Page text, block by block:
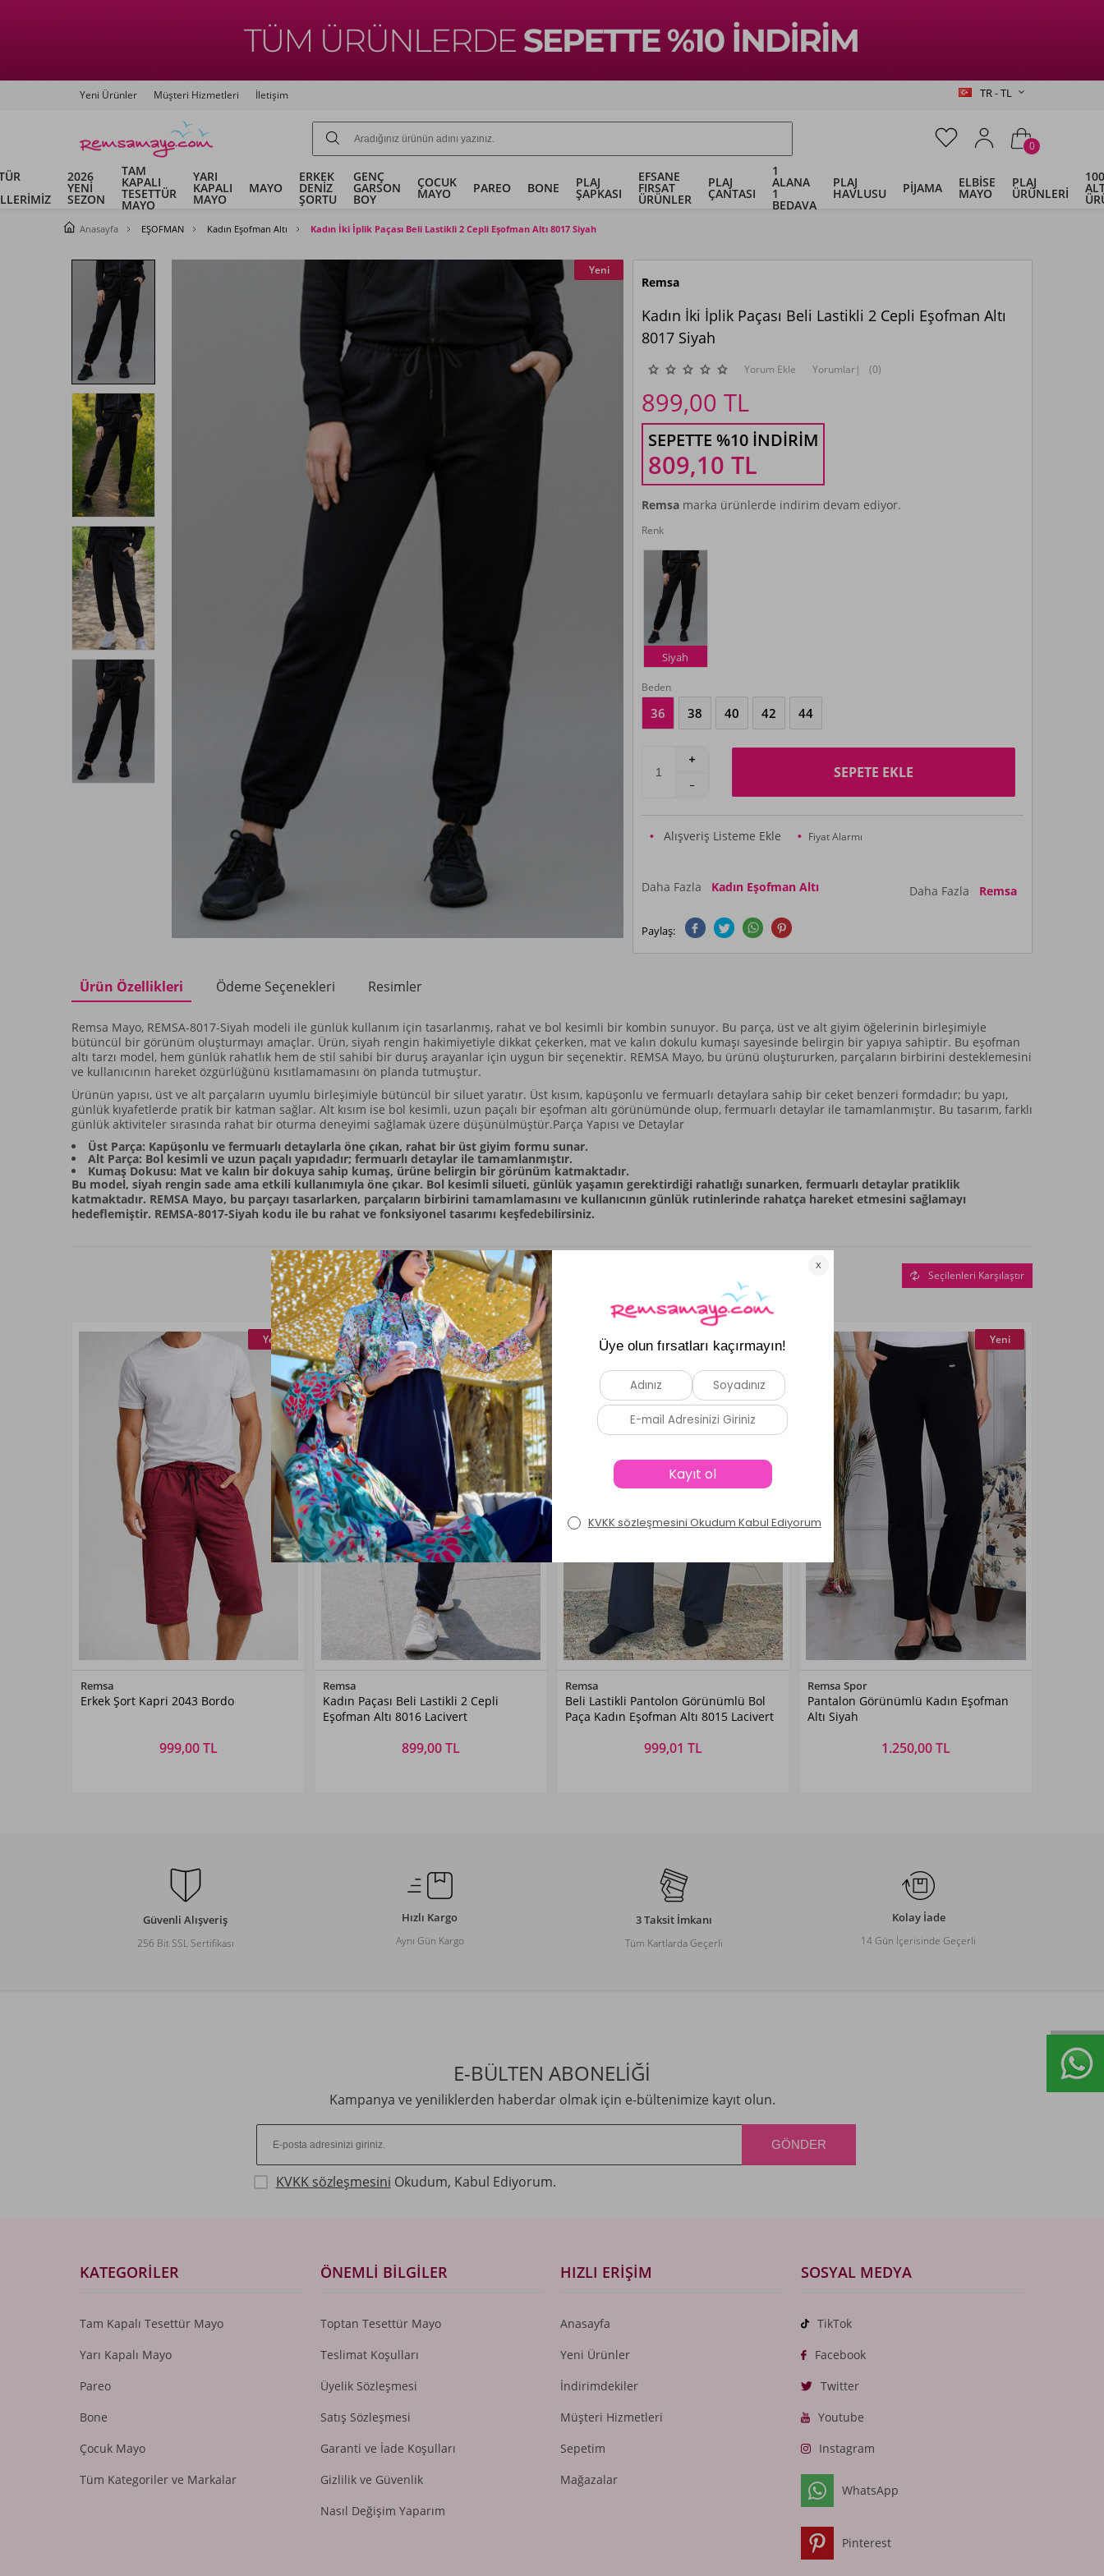
Yeni Ürünler Müşteri Hizmetleri İletişim TR - TL
0
2026
YENİ
SEZON
TAM
KAPALI
TESETTÜR
MAYO
YARI
KAPALI
MAYO
MAYO
ERKEK
DENİZ
ŞORTU
GENÇ
GARSON
BOY
ÇOCUK
MAYO PAREO BONE PLAJ
ŞAPKASI
EFSANE
FIRSAT
ÜRÜNLER
PLAJ
ÇANTASI
1
ALANA
1
BEDAVA
PLAJ
HAVLUSU PİJAMA ELBİSE
MAYO
PLAJ
ÜRÜNLERİ
Anasayfa EŞOFMAN Kadın Eşofman Altı Kadın İki İplik Paçası Beli Lastikli 2 Cepli Eşofman Altı 8017 Siyah
Yeni
Remsa
Kadın İki İplik Paçası Beli Lastikli 2 Cepli Eşofman Altı
8017 Siyah
Yorum Ekle Yorumlar| (0)
899,00 TL
SEPETTE %10 İNDIRIM
809,10 TL
Remsamarka ürünlerde indirim devam ediyor.
Renk
Siyah
Beden
36 38 40 42 44
SEPETE EKLE
Alışveriş Listeme Ekle Fiyat Alarmı
Daha Fazla Kadın Eşofman Altı Daha Fazla Remsa
Paylaş:
Ürün Özellikleri Ödeme Seçenekleri Resimler
Remsa Mayo, REMSA-8017-Siyah modeli ile günlük kullanım için tasarlanmış, rahat ve bol kesimli bir kombin sunuyor. Bu parça, üst ve alt giyim öğelerinin birleşimiyle
bütüncül bir görünüm oluşturmayı amaçlar. Ürün, siyah rengin hakimiyetiyle dikkat çekerken, mat ve kalın dokulu kumaşı sayesinde belirgin bir yapıya sahiptir. Bu eşofman
altı tarzı model, hem günlük rahatlık hem de stil sahibi bir duruş arayanlar için uygun bir seçenektir. REMSA Mayo, bu ürünü oluştururken, parçaların birbirini desteklemesini
ve kullanıcının hareket özgürlüğünü kısıtlamamasını ön planda tutmuştur.
Ürünün yapısı, üst ve alt parçaların uyumlu birleşimiyle bütüncül bir siluet yaratır. Üst kısım, kapüşonlu ve fermuarlı detaylara sahip bir ceket benzeri formdadır; bu yapı,
günlük kıyafetlerde pratik bir katman sağlar. Alt kısım ise bol kesimli, uzun paçalı bir eşofman altı görünümünde olup, fermuarlı detaylar ile tamamlanmıştır. Bu tasarım, farklı
günlük aktiviteler sırasında rahat bir oturma deneyimi sağlamak üzere düşünülmüştür.Parça Yapısı ve Detaylar
Üst Parça: Kapüşonlu ve fermuarlı detaylarla öne çıkan, rahat bir üst giyim formu sunar.
Alt Parça: Bol kesimli ve uzun paçalı yapıdadır; fermuarlı detaylar ile tamamlanmıştır.
Kumaş Dokusu: Mat ve kalın bir dokuya sahip kumaş, ürüne belirgin bir görünüm katmaktadır.
Bu model, siyah rengin sade ama etkili kullanımıyla öne çıkar. Bol kesimli silueti, günlük yaşamın gerektirdiği rahatlığı sunarken, fermuarlı detaylar pratiklik
katmaktadır. REMSA Mayo, bu parçayı tasarlarken, parçaların birbirini tamamlamasını ve kullanıcının günlük rutinlerinde rahatça hareket etmesini sağlamayı
hedeflemiştir. REMSA-8017-Siyah kodu ile bu rahat ve fonksiyonel tasarımı keşfedebilirsiniz.
Benzer Ürünler
Seçilenleri Karşılaştır
Bordo
Yeni
Remsa
Erkek Şort Kapri 2043 Bordo
999,00 TL
Lacivert
Yeni
Remsa
Kadın Paçası Beli Lastikli 2 Cepli
Eşofman Altı 8016 Lacivert
899,00 TL
Lacivert
Remsa
Beli Lastikli Pantolon Görünümlü Bol
Paça Kadın Eşofman Altı 8015 Lacivert
999,01 TL
Siyah
Yeni
Remsa Spor
Pantalon Görünümlü Kadın Eşofman
Altı Siyah
1.250,00 TL
Güvenli Alışveriş
256 Bit SSL Sertifikası
Hızlı Kargo
Aynı Gün Kargo
3 Taksit İmkanı
Tüm Kartlarda Geçerli
Kolay İade
14 Gün İçerisinde Geçerli
E-BÜLTEN ABONELİĞİ
Kampanya ve yeniliklerden haberdar olmak için e-bültenimize kayıt olun.
KVKK sözleşmesini Okudum, Kabul Ediyorum.
KATEGORILER
Tam Kapalı Tesettür Mayo
Yarı Kapalı Mayo
Pareo
Bone
Çocuk Mayo
Tüm Kategoriler ve Markalar
ÖNEMLI BILGILER
Toptan Tesettür Mayo
Teslimat Koşulları
Üyelik Sözleşmesi
Satış Sözleşmesi
Garanti ve İade Koşulları
Gizlilik ve Güvenlik
Nasıl Değişim Yaparım
HIZLI ERIŞIM
Anasayfa
Yeni Ürünler
İndirimdekiler
Müşteri Hizmetleri
Sepetim
Mağazalar
SOSYAL MEDYA
TikTok
Facebook
Twitter
Youtube
Instagram
WhatsApp
Pinterest